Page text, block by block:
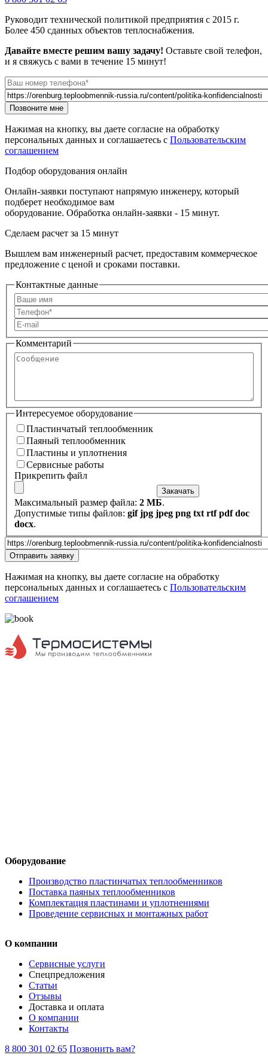
Руководит технической политикой предприятия с 2015 г.
Более 450 сданных объектов теплоснабжения.
Давайте вместе решим вашу задачу! Оставьте свой телефон,
и я свяжусь с вами в течение 15 минут!
Телефон*
Url страницы
Website
URL
Позвоните мне
Нажимая на кнопку, вы даете согласие на обработку
персональных данных и соглашаетесь с Пользовательским
соглашением
Подбор оборудования онлайн
Онлайн-заявки поступают напрямую инженеру, который
подберет необходимое вам
оборудование. Обработка онлайн-заявки - 15 минут.
Сделаем расчет за 15 минут
Вышлем вам инженерный расчет, предоставим коммерческое
предложение с ценой и сроками поставки.
Контактные данные
Комментарий
Сообщение
Интересуемое оборудование
Пластинчатый теплообменник
Пластинчатый теплообменник
Паяный теплообменник
Паяный теплообменник
Пластины и уплотнения
Пластины и уплотнения
Сервисные работы
Сервисные работы
Прикрепить файл
Закачать
Максимальный размер файла: 2 МБ.
Допустимые типы файлов: gif jpg jpeg png txt rtf pdf doc
docx.
Url страницы
Website
URL
Отправить заявку
Нажимая на кнопку, вы даете согласие на обработку
персональных данных и соглашаетесь с Пользовательским
соглашением
Оборудование
Производство пластинчатых теплообменников
Поставка паяных теплообменников
Комплектация пластинами и уплотнениями
Проведение сервисных и монтажных работ
О компании
Сервисные услуги
Спецпредложения
Статьи
Отзывы
Доставка и оплата
О компании
Контакты
8 800 301 02 65 Позвонить вам?